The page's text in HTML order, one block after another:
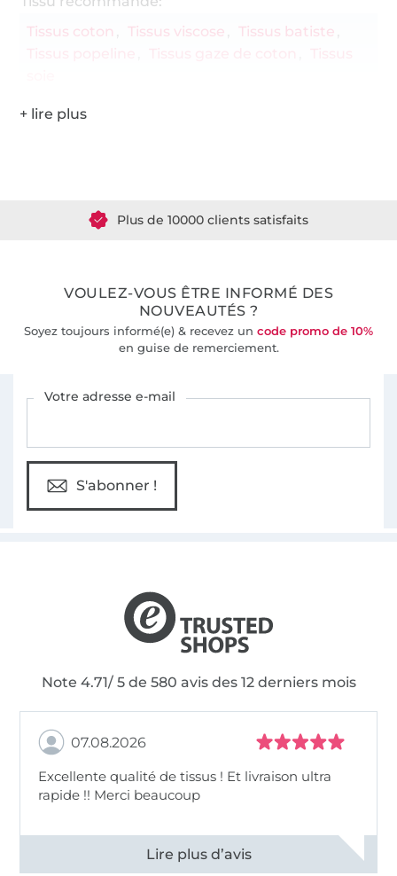
Tissus coton
Tissus viscose
Tissus batiste
VOULEZ-VOUS ÊTRE INFORMÉ DES
NOUVEAUTÉS ?
Soyez toujours informé(e) & recevez un code promo de 10%
en guise de remerciement.
Votre adresse e-mail
S'abonner !
Note 4.71/ 5 de 580 avis des 12 derniers mois
07.08.2026
Excellente qualité de tissus ! Et livraison ultra
rapide !! Merci beaucoup
Voir tous les 11496 commentaires